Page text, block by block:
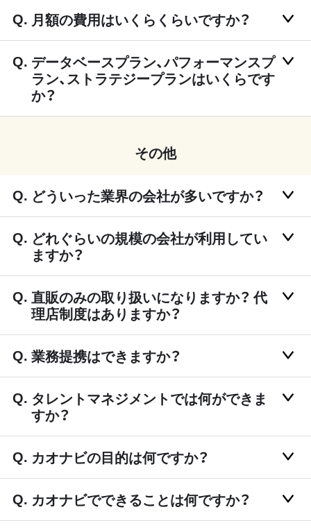
月額の費用はいくらくらいですか？
データベースプラン、パフォーマンスプ
ラン、ストラテジープランはいくらです
か？
その他
どういった業界の会社が多いですか？
どれぐらいの規模の会社が利用してい
ますか？
直販のみの取り扱いになりますか？ 代
理店制度はありますか？
業務提携はできますか？
タレントマネジメントでは何ができま
すか？
カオナビの目的は何ですか？
カオナビでできることは何ですか？